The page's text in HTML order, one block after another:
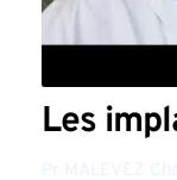
Les